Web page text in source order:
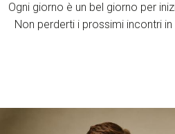
Ogni giorno è un bel giorno per
Non perderti i prossimi incontri in